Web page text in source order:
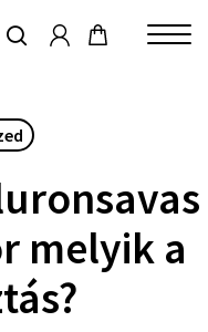
keresés
melyik a